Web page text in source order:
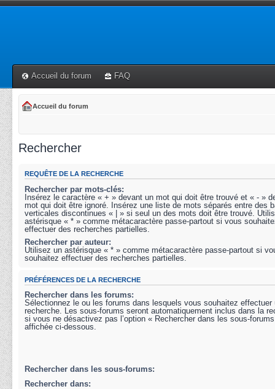
Accueil du forum FAQ
Accueil du forum
Rechercher
REQUÊTE DE LA RECHERCHE
Rechercher par mots-clés:
Insérez le caractère « + » devant un mot qui doit être trouvé et « - »
mot qui doit être ignoré. Insérez une liste de mots séparés entre des
verticales discontinues « | » si seul un des mots doit être trouvé.
astérisque « * » comme métacaractère passe-partout si vous
effectuer des recherches partielles.
Rechercher par auteur:
Utilisez un astérisque « * » comme métacaractère passe-partout si
souhaitez effectuer des recherches partielles.
PRÉFÉRENCES DE LA RECHERCHE
Rechercher dans les forums:
Sélectionnez le ou les forums dans lesquels vous souhaitez effectuer
recherche. Les sous-forums seront automatiquement inclus dans la
si vous ne désactivez pas l’option « Rechercher dans les sous-
affichée ci-dessous.
Rechercher dans les sous-forums:
Rechercher dans: